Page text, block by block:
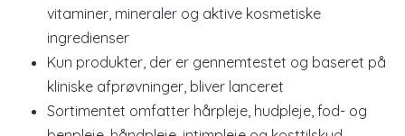
vitaminer, mineraler og aktive kosmetiske
ingredienser
Kun produkter, der er gennemtestet og baseret på
kliniske afprøvninger, bliver lanceret
Sortimentet omfatter hårpleje, hudpleje, fod- og